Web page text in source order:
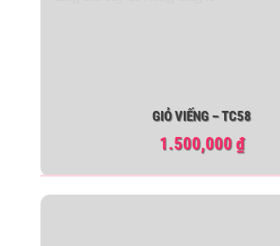
GIỎ VIẾNG – TC58
1.500,000₫